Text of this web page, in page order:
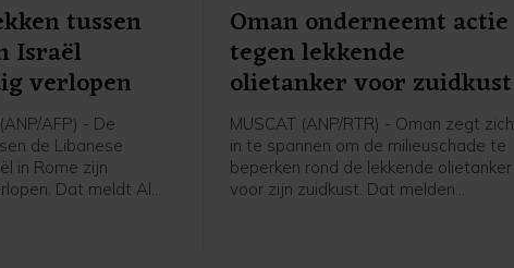
tussen
Israël
verlopen
AFP) - De
de Libanese
in Rome zijn
Dat meldt Al
Oman onderneemt actie
tegen lekkende
olietanker voor zuidkust
MUSCAT (ANP/RTR) - Oman zegt zich
in te spannen om de milieuschade te
beperken rond de lekkende olietanker
voor zijn zuidkust. Dat melden